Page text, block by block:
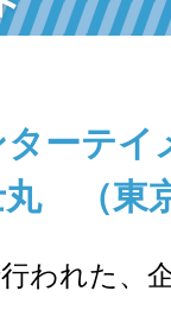
ターテ
丸 （東
われた、